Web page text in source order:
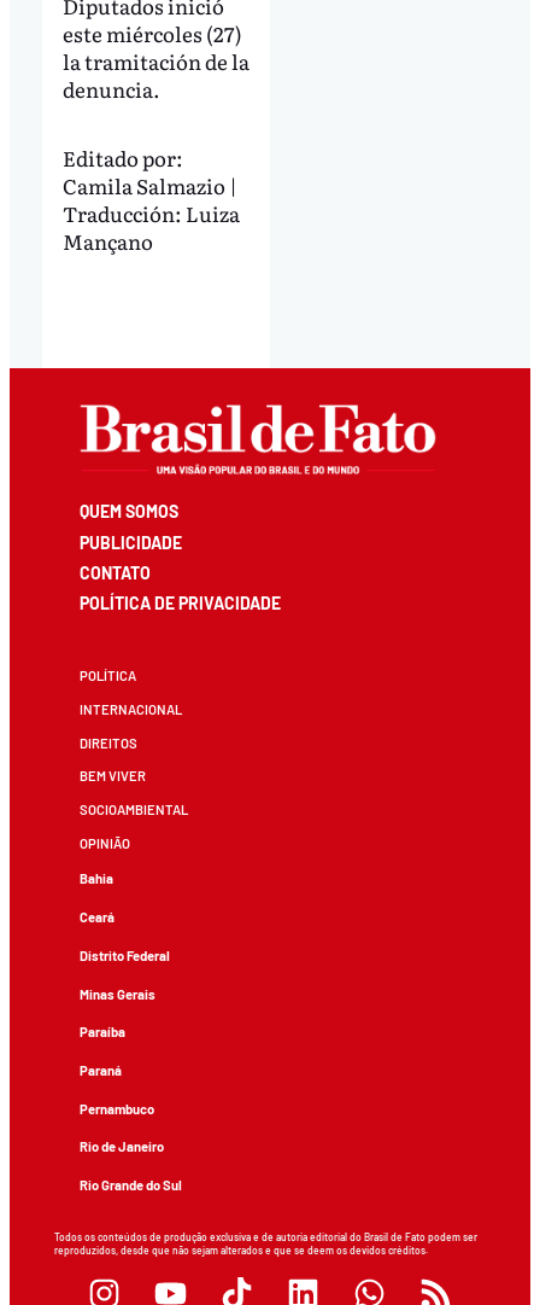
este miércoles (27)
la tramitación de la
denuncia.
Editado por:
Camila Salmazio |
Traducción: Luiza
Mançano
QUEM SOMOS
PUBLICIDADE
CONTATO
POLÍTICA DE PRIVACIDADE
POLÍTICA
INTERNACIONAL
DIREITOS
BEM VIVER
SOCIOAMBIENTAL
OPINIÃO
Bahia
Ceará
Distrito Federal
Minas Gerais
Paraíba
Paraná
Pernambuco
Rio de Janeiro
Rio Grande do Sul
Todos os conteúdos de produção exclusiva e de autoria editorial do Brasil de Fato podem ser
reproduzidos, desde que não sejam alterados e que se deem os devidos créditos.